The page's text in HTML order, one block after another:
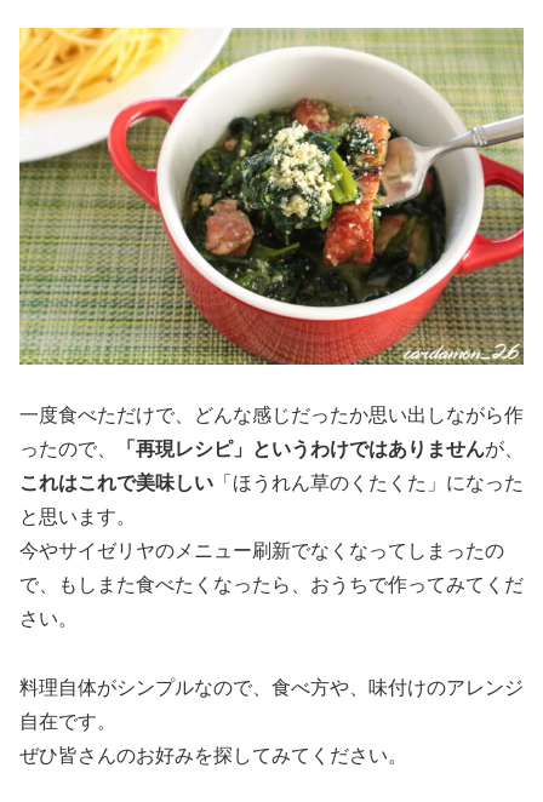
一度食べただけで、どんな感じだったか思い出しながら作
ったので、
「再現レシピ」というわけではありませんが、
これはこれで美味しい 「ほうれん草のくたくた」になった
と思います。
今やサイゼリヤのメニュー刷新でなくなってしまったの
で、もしまた食べたくなったら、おうちで作ってみてくだ
さい。
料理自体がシンプルなので、食べ方や、味付けのアレンジ
自在です。
ぜひ皆さんのお好みを探してみてください。